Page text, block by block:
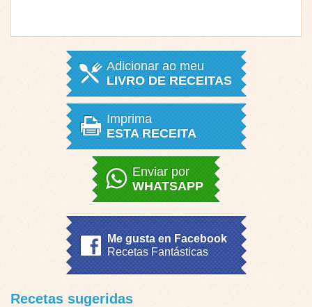
Adicionar ao meu
LIVRO DE RECEITAS
Imprima
ESTA RECEITA
Enviar por
WHATSAPP
Me gusta en Facebook
Recetas Fantásticas
Recetas sugeridas